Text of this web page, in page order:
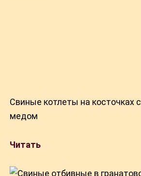
Свиные котлеты на косточках
медом
Читать